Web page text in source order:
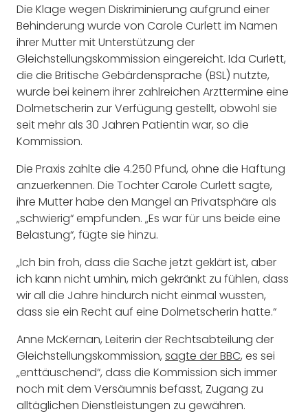
Die Klage wegen Diskriminierung aufgrund einer
Behinderung wurde von Carole Curlett im Namen
ihrer Mutter mit Unterstützung der
Gleichstellungskommission eingereicht. Ida Curlett,
die die Britische Gebärdensprache (BSL) nutzte,
wurde bei keinem ihrer zahlreichen Arzttermine eine
Dolmetscherin zur Verfügung gestellt, obwohl sie
seit mehr als 30 Jahren Patientin war, so die
Kommission.
Die Praxis zahlte die 4.250 Pfund, ohne die Haftung
anzuerkennen. Die Tochter Carole Curlett sagte,
ihre Mutter habe den Mangel an Privatsphäre als
„schwierig“ empfunden. „Es war für uns beide eine
Belastung“, fügte sie hinzu.
„Ich bin froh, dass die Sache jetzt geklärt ist, aber
ich kann nicht umhin, mich gekränkt zu fühlen, dass
wir all die Jahre hindurch nicht einmal wussten,
dass sie ein Recht auf eine Dolmetscherin hatte.“
Anne McKernan, Leiterin der Rechtsabteilung der
Gleichstellungskommission, sagte der BBC, es sei
„enttäuschend“, dass die Kommission sich immer
noch mit dem Versäumnis befasst, Zugang zu
alltäglichen Dienstleistungen zu gewähren.